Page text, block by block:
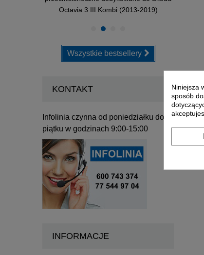
Octavia 3 III Kombi (2013-2019)
Zasłonki / roletki / osłony
przeciwsłoneczne dedykowane do Skoda
Octavia 2 II Liftback (2004-2013)
Wszystkie bestsellery
KONTAKT
Infolinia czynna od poniedziałku do
piątku w godzinach 9:00-15:00
INFORMACJE
Niniejsza
sposób